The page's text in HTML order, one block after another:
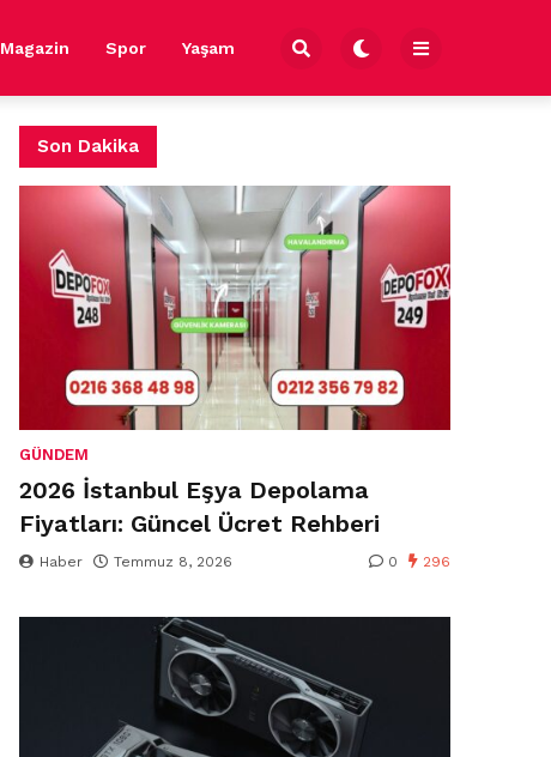
Magazin Spor Yaşam
Son Dakika
GÜNDEM
2026 İstanbul Eşya Depolama
Fiyatları: Güncel Ücret Rehberi
Haber Temmuz 8, 2026 0 296